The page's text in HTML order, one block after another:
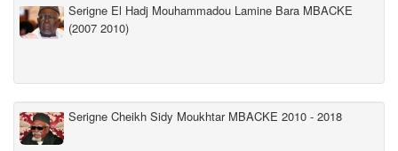
Serigne El Hadj Mouhammadou Lamine Bara MBACKE
(2007 2010)
Serigne Cheikh Sidy Moukhtar MBACKE 2010 - 2018